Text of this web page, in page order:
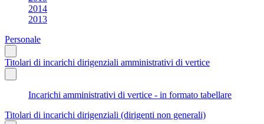
2014
2013
Personale
Titolari di incarichi dirigenziali amministrativi di vertice
Incarichi amministrativi di vertice - in formato tabellare
Titolari di incarichi dirigenziali (dirigenti non generali)